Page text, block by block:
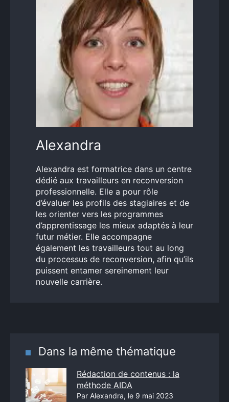
Alexandra
Alexandra est formatrice dans un centre
dédié aux travailleurs en reconversion
professionnelle. Elle a pour rôle
d’évaluer les profils des stagiaires et de
les orienter vers les programmes
d’apprentissage les mieux adaptés à leur
futur métier. Elle accompagne
également les travailleurs tout au long
du processus de reconversion, afin qu’ils
puissent entamer sereinement leur
nouvelle carrière.
Dans la même thématique
Rédaction de contenus : la
méthode AIDA
Par Alexandra, le 9 mai 2023